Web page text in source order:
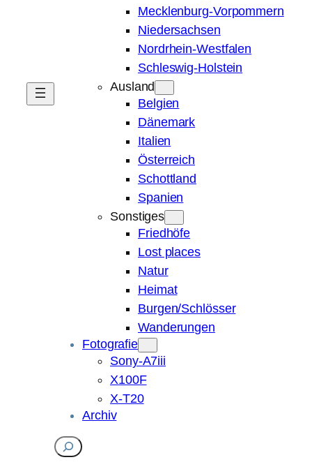
Mecklenburg-Vorpommern
Niedersachsen
Nordrhein-Westfalen
Schleswig-Holstein
Ausland
Belgien
Dänemark
Italien
Österreich
Schottland
Spanien
Sonstiges
Friedhöfe
Lost places
Natur
Heimat
Burgen/Schlösser
Wanderungen
Fotografie
Sony-A7iii
X100F
X-T20
Archiv
Suchen